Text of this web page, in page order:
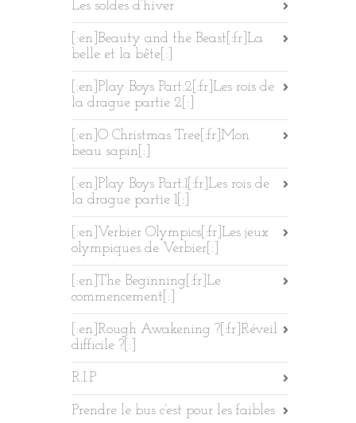
Les soldes d’hiver
[:en]Beauty and the Beast[:fr]La
belle et la bête[:]
[:en]Play Boys Part.2[:fr]Les rois de
la drague partie 2[:]
[:en]O Christmas Tree[:fr]Mon
beau sapin[:]
[:en]Play Boys Part.1[:fr]Les rois de
la drague partie 1[:]
[:en]Verbier Olympics[:fr]Les jeux
olympiques de Verbier[:]
[:en]The Beginning[:fr]Le
commencement[:]
[:en]Rough Awakening ?[:fr]Réveil
difficile ?[:]
R.I.P
Prendre le bus c’est pour les faibles